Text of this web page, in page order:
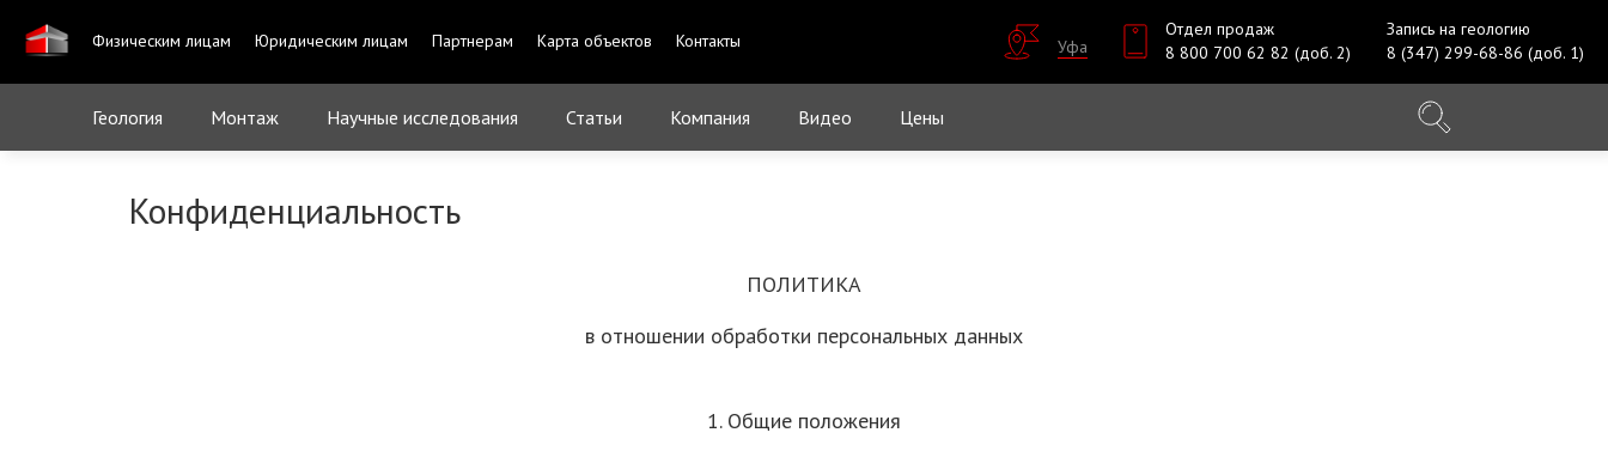
Физическим лицам Юридическим лицам Партнерам Карта объектов Контакты Уфа
Отдел продаж
8 800 700 62 82 (доб. 2)
Запись на геологию
8 (347) 299-68-86 (доб. 1)
Геология Монтаж Научные исследования Статьи Компания Видео Цены
Конфиденциальность
ПОЛИТИКА
в отношении обработки персональных данных
1. Общие положения